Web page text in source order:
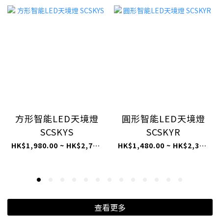
方形智能LED天境燈
SCSKYS
HK$1,980.00 ~ HK$2,780.00
圓形智能LED天境燈
SCSKYR
HK$1,480.00 ~ HK$2,380.00
查看更多